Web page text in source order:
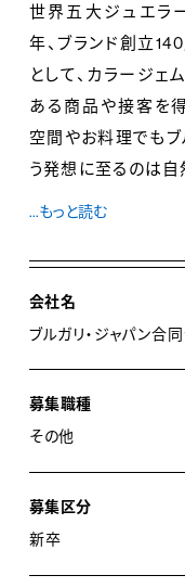
世界五大ジュエラ
年、ブランド創立
として、カラージェ
ある商品や接客を
空間やお料理でもブ
う発想に至るのは自
リゾーツ」を設立。
に、2007年に日本
ン」が開業しました。
ます。
長い歴史を誇り世
...もっと読む
会社名
ブルガリ・ジャパン合
募集職種
その他
募集区分
新卒